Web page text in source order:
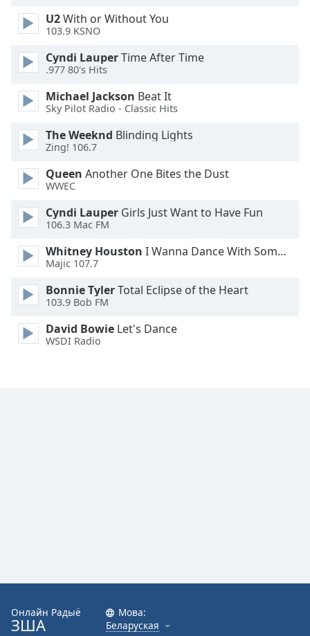
Caption
Background
Color
Size
Text
Edge
Style
Font
Family
Reset
U2With or Without You
103.9 KSNO
Cyndi LauperTime After Time
.977 80's Hits
Michael Jackson Beat It
Sky Pilot Radio - Classic Hits
The Weeknd Blinding Lights
Zing! 106.7
Queen Another One Bites the Dust
WWEC
Cyndi Lauper Girls Just Want to Have Fun
106.3 Mac FM
Whitney Houston I Wanna Dance With Somebody
Majic 107.7
Bonnie TylerTotal Eclipse of the Heart
103.9 Bob FM
David Bowie Let's Dance
WSDI Radio
Онлайн Радыё
ЗША
Мова:
Беларуская